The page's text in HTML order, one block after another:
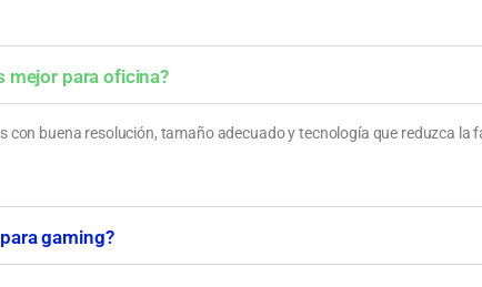
mejor para oficina?
con buena resolución, tamaño adecuado y tecnología que reduzca la
gaming?